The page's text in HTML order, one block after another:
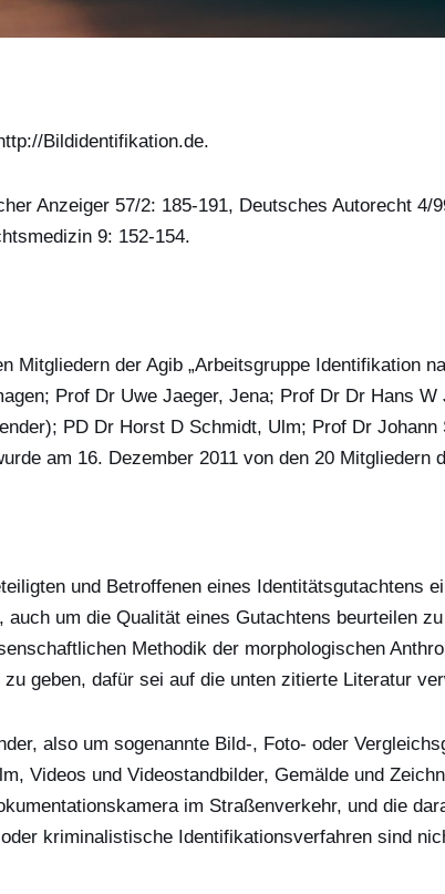
Bildidentifikation.de.
Anzeiger 57/2: 185-191, Deutsches Autorecht
9: 152-154.
Mitgliedern der Agib „Arbeitsgruppe Identifikation
Prof Dr Uwe Jaeger, Jena; Prof Dr Dr Hans
PD Dr Horst D Schmidt, Ulm; Prof Dr
am 16. Dezember 2011 von den 20 Mitgliedern
und Betroffenen eines Identitätsgutachtens
um die Qualität eines Gutachtens beurteilen
Methodik der morphologischen
geben, dafür sei auf die unten zitierte Literatur
also um sogenannte Bild-, Foto- oder
Videos und Videostandbilder, Gemälde und
im Straßenverkehr, und die
kriminalistische Identifikationsverfahren sind